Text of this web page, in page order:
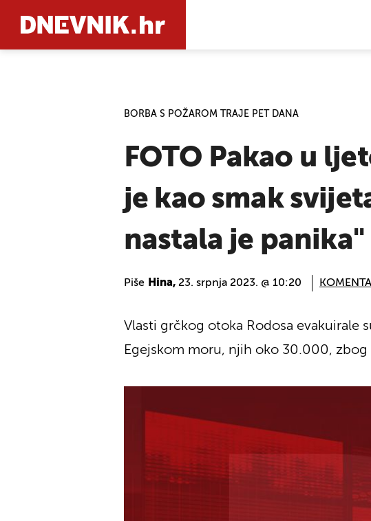
BORBA S POŽAROM TRAJE PET DANA
FOTO Pakao u
je kao smak
nastala je panika"
Piše Hina, 23. srpnja 2023. @ 10:20
Vlasti grčkog otoka Rodosa
Egejskom moru, njih oko 30.000,